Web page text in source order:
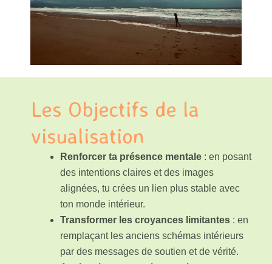
Les Objectifs de la
visualisation
Renforcer ta présence mentale : en posant
des intentions claires et des images
alignées, tu crées un lien plus stable avec
ton monde intérieur.
Transformer les croyances limitantes : en
remplaçant les anciens schémas intérieurs
par des messages de soutien et de vérité.